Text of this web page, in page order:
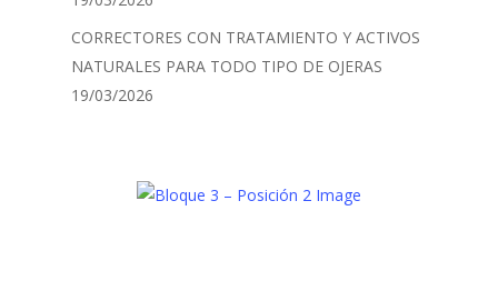
CORRECTORES CON TRATAMIENTO Y ACTIVOS
NATURALES PARA TODO TIPO DE OJERAS
19/03/2026